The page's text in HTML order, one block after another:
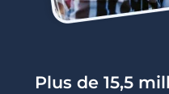
Plus de 15,5